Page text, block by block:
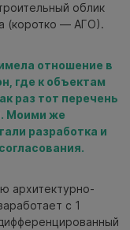
облик
(коротко — АГО).
отношение в
где к объектам
раз тот перечень
Моими же
разработка и
архитектурно-
с 1